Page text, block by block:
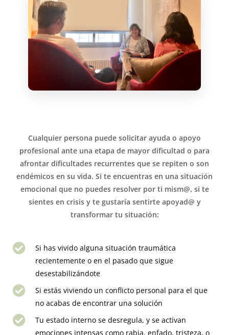
Cualquier persona puede solicitar ayuda o apoyo
profesional ante una etapa de mayor dificultad o para
afrontar dificultades recurrentes que se repiten o son
endémicos en su vida. Si te encuentras en una situación
emocional que no puedes resolver por ti mism@, si te
sientes en crisis y te gustaría sentirte apoyad@ y
transformar tu situación:
Si has vivido alguna situación traumática
recientemente o en el pasado que sigue
desestabilizándote
Si estás viviendo un conflicto personal para el que
no acabas de encontrar una solución
Tu estado interno se desregula, y se activan
emociones intensas como rabia, enfado, tristeza, o